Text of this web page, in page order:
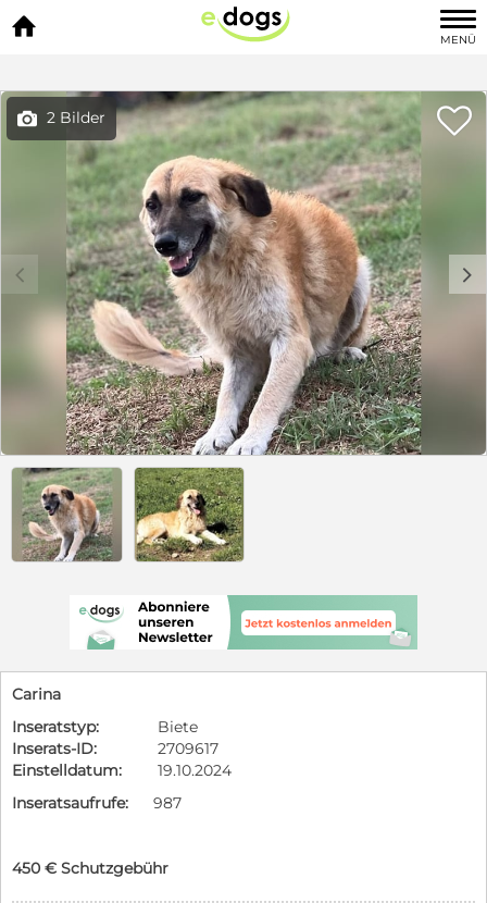

MENÜ
 2 Bilder 
c d
Carina
Inseratstyp:
Biete
Inserats-ID:
2709617
Einstelldatum:
19.10.2024
Inseratsaufrufe:
987
450 € Schutzgebühr